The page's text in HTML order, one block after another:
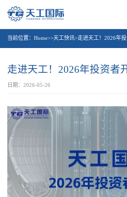
当前位置： Home>>天工快讯>走进天工！2026年投
走进天工！2026年投资者
日期：2026-05-26